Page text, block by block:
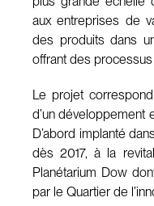
aux entreprises de
des produits dans
offrant des processus
Le projet
d’un développement
D’abord implanté
dès 2017, à la
Planétarium Dow
par le Quartier de